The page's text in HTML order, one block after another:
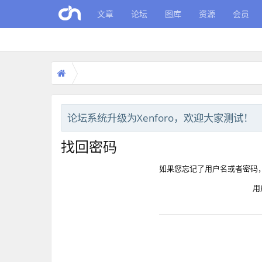
文章 论坛 图库 资源 会员
论坛系统升级为Xenforo，欢迎大家测试！
找回密码
如果您忘记了用户名或者密码